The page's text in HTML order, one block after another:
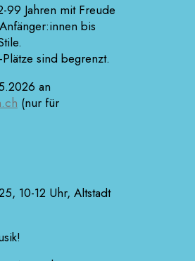
99 Jahren mit Freude
bis
sind begrenzt.
an
(nur für
10-12 Uhr, Altstadt